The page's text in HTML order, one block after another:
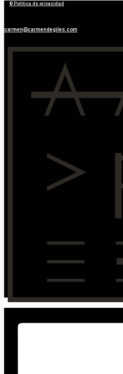
© Política de privacidad
carmen@carmendegiles.com